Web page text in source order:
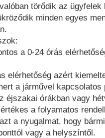
törődik az
minden egyes
a 0-24 órás
elérhetőség azért
a járművel kapcsolatos
éjszakai órákban vagy
a folyamatos
a nyugalmat, hogy
vagy a helyszíntől.